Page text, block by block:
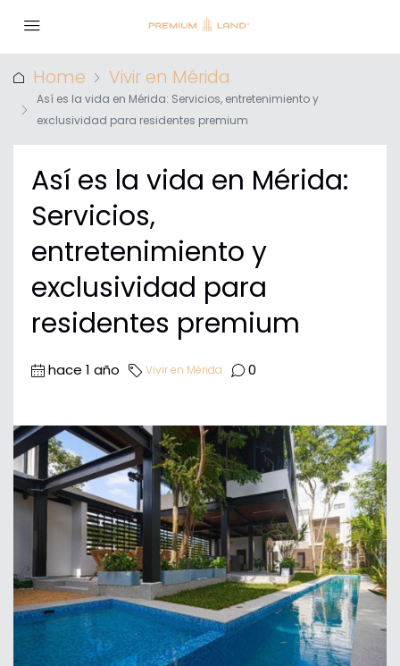
Home Vivir en Mérida
Así es la vida en Mérida: Servicios, entretenimiento y
exclusividad para residentes premium
Así es la vida en Mérida:
Servicios,
entretenimiento y
exclusividad para
residentes premium
hace 1 año Vivir en Mérida 0